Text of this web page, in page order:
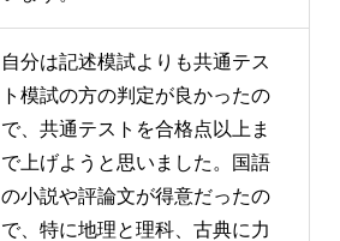
自分は記述模試よりも共通テス
ト模試の方の判定が良かったの
で、共通テストを合格点以上ま
で上げようと思いました。国語
の小説や評論文が得意だったの
で、特に地理と理科、古典に力